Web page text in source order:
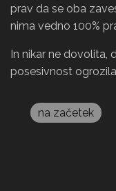
prav da se oba
nima vedno 100%
In nikar ne dovolita,
posesivnost
na začetek